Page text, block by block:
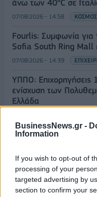
BusinessNews.gr -
Information
If you wish to opt-out of
processing of your
targeted advertising by
section to confirm your
άνω των 40°C σε
07/08/2026 - 14:58 ΚΟΣΜΟΣ
Fourlis: Συμφωνία για
Sofia South Ring Mall
07/08/2026 - 14:39
ΥΠΠΟ: Επιχορηγήσεις
ενίσχυση των
Ελλάδα
Άρειος Πάγος- Ε.
07/08/2026 - 14:11 ΕΛΛΑΔΑ
Σαουδική Αραβία,
υπογράφουν κοινή